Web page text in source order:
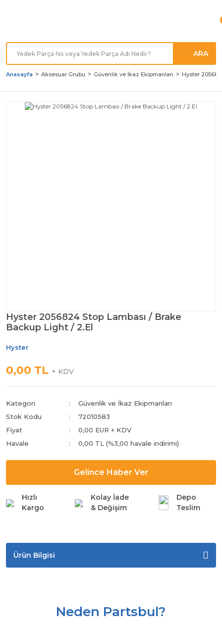
ARA
Anasayfa Aksesuar Grubu Güvenlik ve İkaz Ekipmanları Hyster
Hyster 2056824 Stop Lambası / Brake
Backup Light / 2.El
Hyster
0,00 TL + KDV
Kategori
Güvenlik ve İkaz Ekipmanları
Stok Kodu
72010583
Fiyat
0,00 EUR + KDV
Havale
0,00 TL (%3,00 havale indirimi)
Gelince Haber Ver
Hızlı
Kargo
Kolay İade
& Değişim
Depo
Teslim
Ürün Bilgisi
Neden Partsbul?